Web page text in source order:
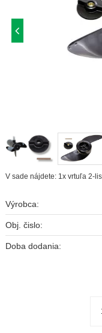
V sade nájdete: 1x vrtuľa 2-
Výrobca:
Obj. čislo:
Doba dodania: